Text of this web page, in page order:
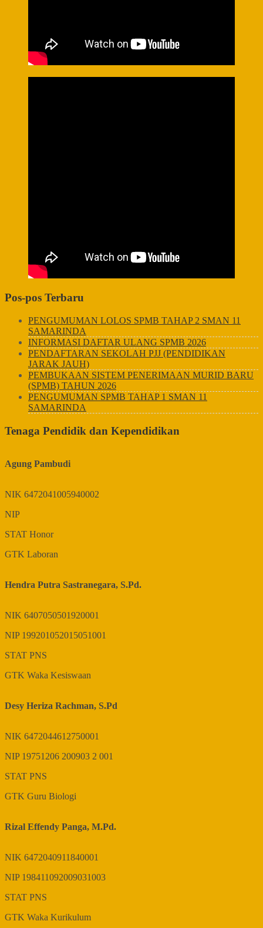
Pos-pos Terbaru
PENGUMUMAN LOLOS SPMB TAHAP 2 SMAN 11
SAMARINDA
INFORMASI DAFTAR ULANG SPMB 2026
PENDAFTARAN SEKOLAH PJJ (PENDIDIKAN
JARAK JAUH)
PEMBUKAAN SISTEM PENERIMAAN MURID BARU
(SPMB) TAHUN 2026
PENGUMUMAN SPMB TAHAP 1 SMAN 11
SAMARINDA
Tenaga Pendidik dan Kependidikan
Agung Pambudi
NIK 6472041005940002
NIP
STAT Honor
GTK Laboran
Hendra Putra Sastranegara, S.Pd.
NIK 6407050501920001
NIP 199201052015051001
STAT PNS
GTK Waka Kesiswaan
Desy Heriza Rachman, S.Pd
NIK 6472044612750001
NIP 19751206 200903 2 001
STAT PNS
GTK Guru Biologi
Rizal Effendy Panga, M.Pd.
NIK 6472040911840001
NIP 198411092009031003
STAT PNS
GTK Waka Kurikulum